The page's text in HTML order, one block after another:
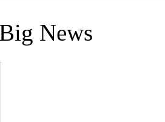
Big News